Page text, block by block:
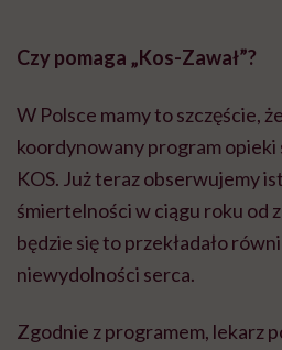
Czy pomaga „Kos-Zawał”?
W Polsce mamy to szczęście,
koordynowany program opieki
KOS. Już teraz obserwujemy
śmiertelności w ciągu roku od
będzie się to przekładało
niewydolności serca.
Zgodnie z programem, lekarz